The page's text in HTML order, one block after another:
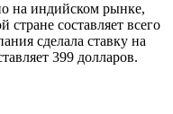
на индийском рынке,
стране составляет всего
сделала ставку на
399 долларов.